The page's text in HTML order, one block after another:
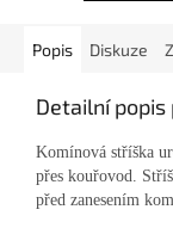
Popis Diskuze
Detailní popis
Komínová stříška
přes kouřovod.
před zanesením